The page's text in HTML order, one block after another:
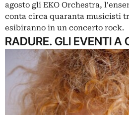
agosto gli EKO Orchestra,
conta circa quaranta musicisti
esibiranno in un concerto rock.
RADURE. GLI EVENTI A